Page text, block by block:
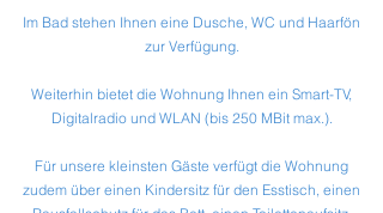
Im Bad stehen Ihnen eine Dusche, WC und Haarfön
zur Verfügung.
Weiterhin bietet die Wohnung Ihnen ein Smart-TV,
Digitalradio und WLAN (bis 250 MBit max.).
Für unsere kleinsten Gäste verfügt die Wohnung
zudem über einen Kindersitz für den Esstisch, einen